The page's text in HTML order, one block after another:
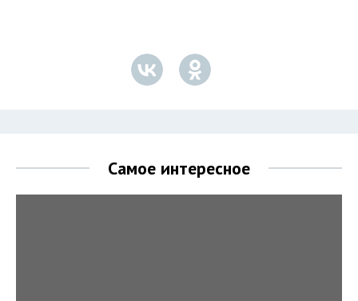
Самое интересное